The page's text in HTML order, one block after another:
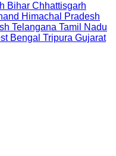
Bihar Chhattisgarh
Himachal Pradesh
Telangana Tamil Nadu
Bengal Tripura Gujarat